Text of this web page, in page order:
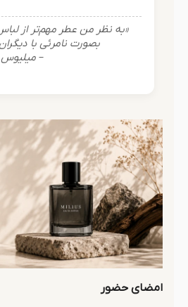
«به نظر من عطر مهم‌تر از
بصورت نامرئی با
– میلیوس
امضای حضور